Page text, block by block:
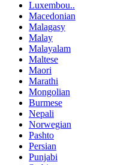
Luxembou..
Macedonian
Malagasy
Malay
Malayalam
Maltese
Maori
Marathi
Mongolian
Burmese
Nepali
Norwegian
Pashto
Persian
Punjabi